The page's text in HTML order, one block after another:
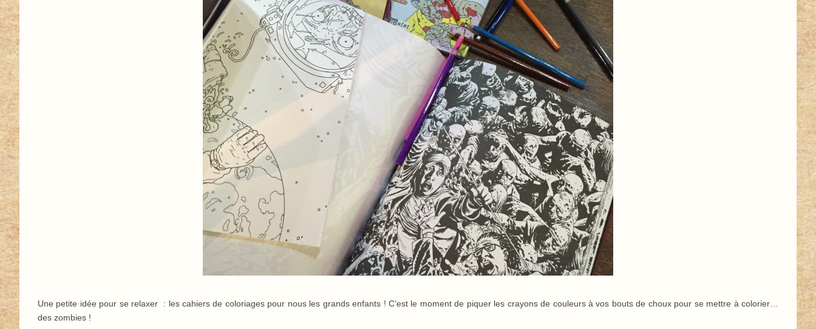
Une petite idée pour se relaxer : les cahiers de coloriages pour nous les grands enfants ! C’est le moment de piquer les crayons de couleurs à vos bouts de choux pour se mettre à colorier…
des zombies !